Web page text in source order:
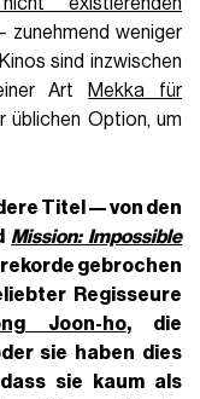
weniger
sind inzwischen
Art
Mekka für
üblichen Option, um
Titel — von den
Mission: Impossible
gebrochen
Regisseure
Joon-ho, die
sie haben dies
sie kaum als